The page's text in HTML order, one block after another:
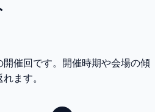
催回です。開催時期や会場の傾
ます。